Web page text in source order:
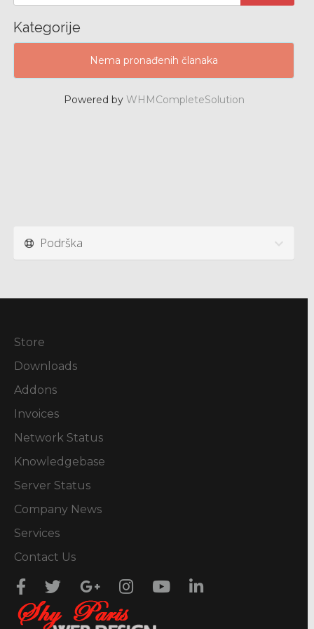
Kategorije
Nema pronađenih članaka
Powered by WHMCompleteSolution
Podrška
Store
Downloads
Addons
Invoices
Network Status
Knowledgebase
Server Status
Company News
Services
Contact Us